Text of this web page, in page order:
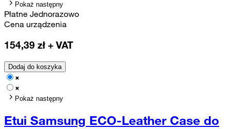
Pokaż następny
Płatne Jednorazowo
Cena urządzenia
154,39 zł + VAT
Dodaj do koszyka
Pokaż następny
Etui Samsung ECO-Leather Case do